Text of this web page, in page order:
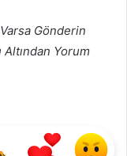
Gönderin
Altından Yorum